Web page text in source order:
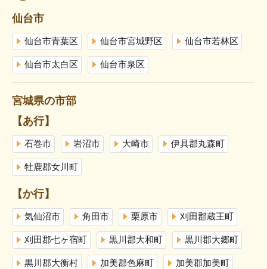
仙台市
仙台市青葉区 仙台市宮城野区 仙台市若林区
仙台市太白区 仙台市泉区
宮城県の市部
【あ行】
石巻市 岩沼市 大崎市 伊具郡丸森町
牡鹿郡女川町
【か行】
気仙沼市 角田市 栗原市 刈田郡蔵王町
刈田郡七ヶ宿町 黒川郡大和町 黒川郡大郷町
黒川郡大衡村 加美郡色麻町 加美郡加美町